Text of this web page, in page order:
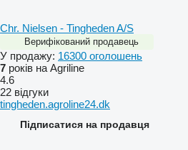
Chr. Nielsen - Tingheden A/S
Верифікований продавець
У продажу: 16300 оголошень
7 років на Agriline
4.6
22 відгуки
tingheden.agroline24.dk
Підписатися на продавця